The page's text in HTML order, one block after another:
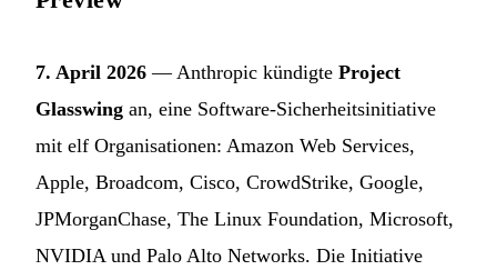
7. April 2026 — Anthropic kündigte Project
Glasswing an, eine Software-Sicherheitsinitiative
mit elf Organisationen: Amazon Web Services,
Apple, Broadcom, Cisco, CrowdStrike, Google,
JPMorganChase, The Linux Foundation, Microsoft,
NVIDIA und Palo Alto Networks. Die Initiative